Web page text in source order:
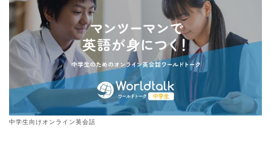
中学生向けオンライン英会話